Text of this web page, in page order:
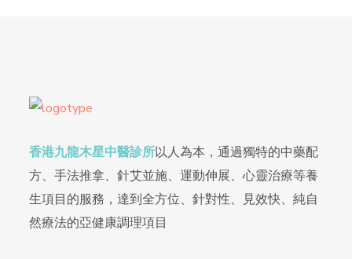
香港九龍木星中醫診所以人為本，通過獨特的中藥配
方、手法推拿、針艾並施、運動伸展、心靈治療等養
生項目的服務，達到全方位、針對性、見效快、純自
然療法的亞健康調理項目